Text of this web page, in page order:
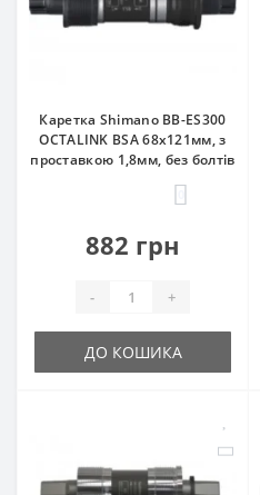
Каретка Shimano BB-ES300
OCTALINK BSA 68x121мм, з
проставкою 1,8мм, без болтів
882 грн
- +
ДО КОШИКА